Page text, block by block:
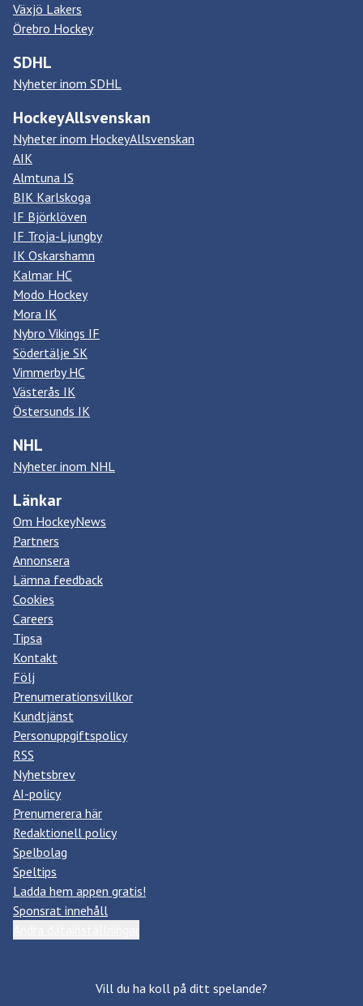
Växjö Lakers
Örebro Hockey
SDHL
Nyheter inom SDHL
HockeyAllsvenskan
Nyheter inom HockeyAllsvenskan
AIK
Almtuna IS
BIK Karlskoga
IF Björklöven
IF Troja-Ljungby
IK Oskarshamn
Kalmar HC
Modo Hockey
Mora IK
Nybro Vikings IF
Södertälje SK
Vimmerby HC
Västerås IK
Östersunds IK
NHL
Nyheter inom NHL
Länkar
Om HockeyNews
Partners
Annonsera
Lämna feedback
Cookies
Careers
Tipsa
Kontakt
Följ
Prenumerationsvillkor
Kundtjänst
Personuppgiftspolicy
RSS
Nyhetsbrev
AI-policy
Prenumerera här
Redaktionell policy
Spelbolag
Speltips
Ladda hem appen gratis!
Sponsrat innehåll
Vill du ha koll på ditt spelande?